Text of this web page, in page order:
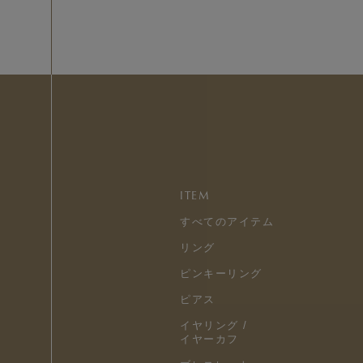
ITEM
すべてのアイテム
リング
ピンキーリング
ピアス
イヤリング /
イヤーカフ